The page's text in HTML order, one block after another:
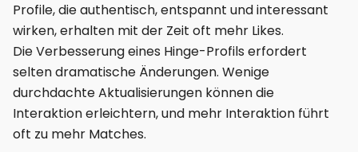
Profile, die authentisch, entspannt und interessant
wirken, erhalten mit der Zeit oft mehr Likes.
Die Verbesserung eines Hinge-Profils erfordert
selten dramatische Änderungen. Wenige
durchdachte Aktualisierungen können die
Interaktion erleichtern, und mehr Interaktion führt
oft zu mehr Matches.